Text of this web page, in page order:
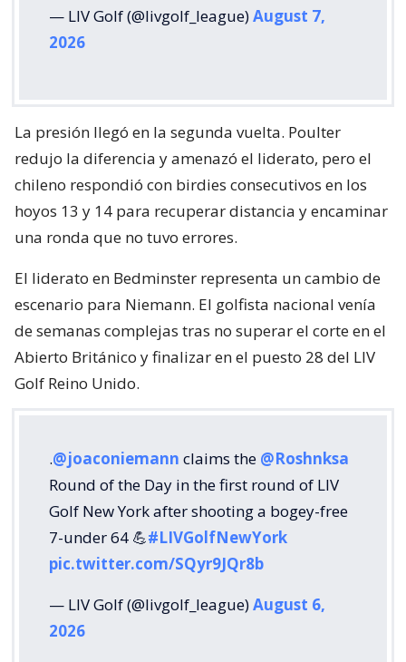
— LIV Golf (@livgolf_league)August 7,
2026
La presión llegó en la segunda vuelta. Poulter
redujo la diferencia y amenazó el liderato, pero el
chileno respondió con birdies consecutivos en los
hoyos 13 y 14 para recuperar distancia y encaminar
una ronda que no tuvo errores.
El liderato en Bedminster representa un cambio de
escenario para Niemann. El golfista nacional venía
de semanas complejas tras no superar el corte en el
Abierto Británico y finalizar en el puesto 28 del LIV
Golf Reino Unido.
.@joaconiemann claims the @Roshnksa
Round of the Day in the first round of LIV
Golf New York after shooting a bogey-free
7-under 64 💪#LIVGolfNewYork
pic.twitter.com/SQyr9JQr8b
— LIV Golf (@livgolf_league)August 6,
2026